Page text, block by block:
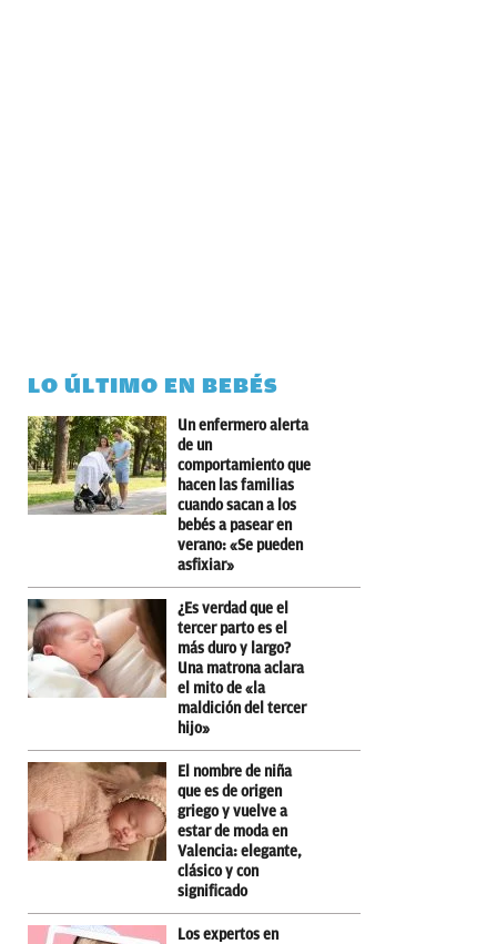
LO ÚLTIMO EN BEBÉS
Un enfermero alerta
de un
comportamiento que
hacen las familias
cuando sacan a los
bebés a pasear en
verano: «Se pueden
asfixiar»
¿Es verdad que el
tercer parto es el
más duro y largo?
Una matrona aclara
el mito de «la
maldición del tercer
hijo»
El nombre de niña
que es de origen
griego y vuelve a
estar de moda en
Valencia: elegante,
clásico y con
significado
Los expertos en